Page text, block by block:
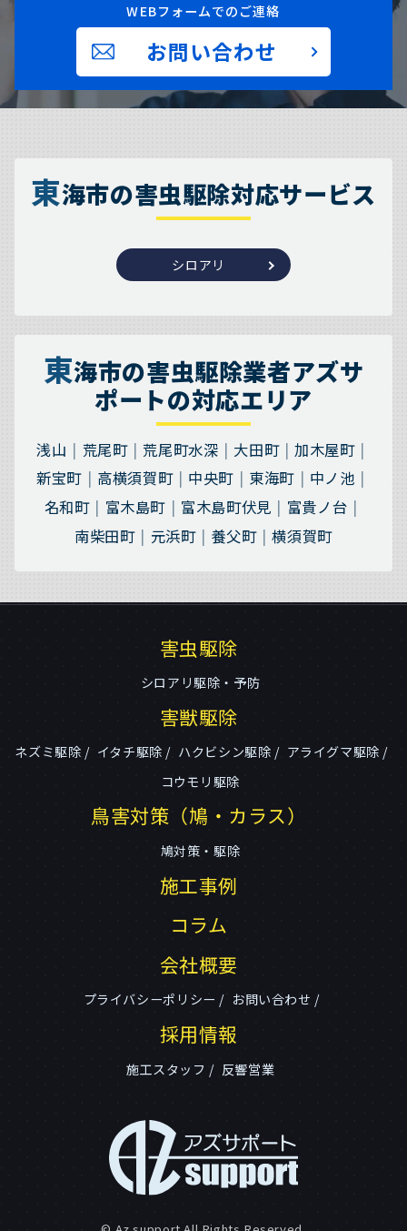
WEBフォームでのご連絡
お問い合わせ
東海市の害虫駆除対応サービス
シロアリ
東海市の害虫駆除業者アズサ
ポートの対応エリア
浅山 荒尾町 荒尾町水深 大田町
加木屋町
新宝町
高横須賀町 中央町 東海町
中ノ池
名和町
富木島町 富木島町伏見
富貴ノ台
南柴田町
元浜町 養父町 横須賀町
害虫駆除
シロアリ駆除・予防
害獣駆除
ネズミ駆除 イタチ駆除 ハクビシン駆除
アライグマ駆除
コウモリ駆除
鳥害対策（鳩・カラス）
鳩対策・駆除
施工事例
コラム
会社概要
プライバシーポリシー お問い合わせ
採用情報
施工スタッフ 反響営業